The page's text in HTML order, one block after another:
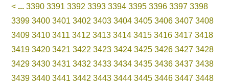
< ... 3390 3391 3392 3393 3394 3395 3396 3397 3398
3399 3400 3401 3402 3403 3404 3405 3406 3407 3408
3409 3410 3411 3412 3413 3414 3415 3416 3417 3418
3419 3420 3421 3422 3423 3424 3425 3426 3427 3428
3429 3430 3431 3432 3433 3434 3435 3436 3437 3438
3439 3440 3441 3442 3443 3444 3445 3446 3447 3448